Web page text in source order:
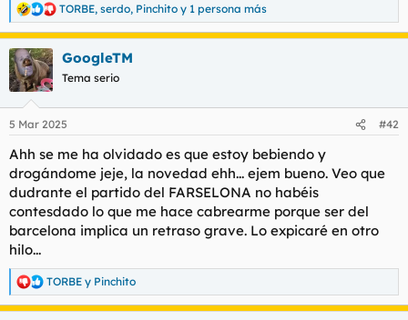
R
e
a
c
c
i
e
:
TORBE, serdo, Pinchito y 1 persona más
GoogleTM
Tema serio
5 Mar 2025 #42
Ahh se me ha olvidado es que estoy bebiendo y
drogándome jeje, la novedad ehh... ejem bueno. Veo que
dudrante el partido del FARSELONA no habéis
contesdado lo que me hace cabrearme porque ser del
barcelona implica un retraso grave. Lo expicaré en otro
hilo...
R
e
a
TORBE y Pinchito